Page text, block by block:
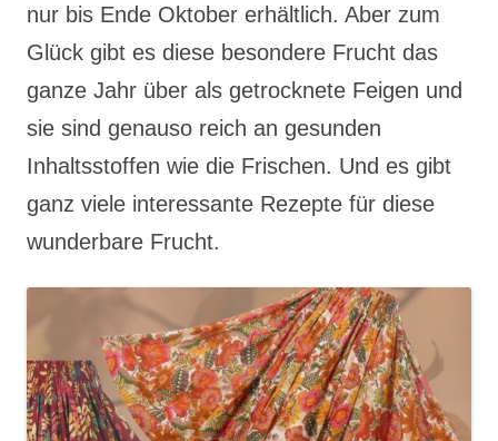
nur bis Ende Oktober erhältlich. Aber zum
Glück gibt es diese besondere Frucht das
ganze Jahr über als getrocknete Feigen und
sie sind genauso reich an gesunden
Inhaltsstoffen wie die Frischen. Und es gibt
ganz viele interessante Rezepte für diese
wunderbare Frucht.